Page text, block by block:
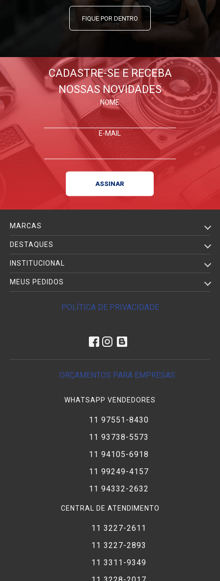
FIQUE POR DENTRO
CADASTRE-SE E RECEBA
NOSSAS NOVIDADES
NOME
E-MAIL
MARCAS
DESTAQUES
INSTITUCIONAL
MEUS PEDIDOS
POLÍTICA DE PRIVACIDADE
ORÇAMENTOS PARA EMPRESAS
WHATSAPP VENDEDORES
11 97551-8430
11 93738-5573
11 94105-6918
11 99249-4157
11 94332-2632
CENTRAL DE ATENDIMENTO
11 3227-2611
11 3227-2893
11 3311-9349